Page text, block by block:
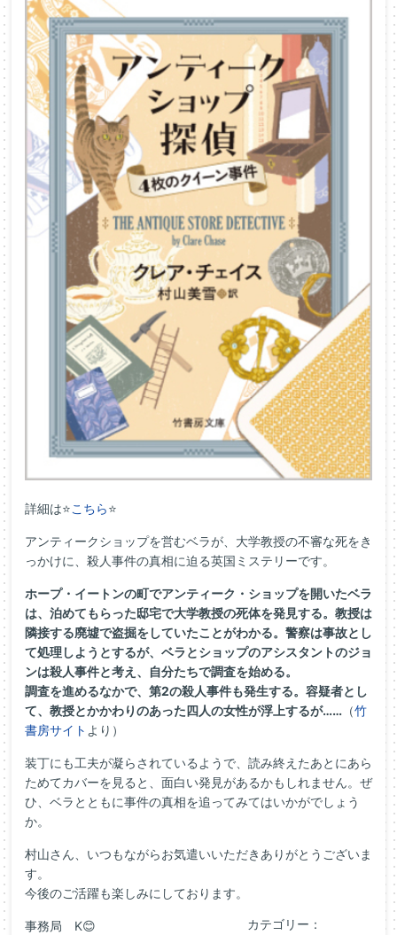
詳細は⭐こちら⭐
アンティークショップを営むベラが、大学教授の不審な死をき
っかけに、殺人事件の真相に迫る英国ミステリーです。
ホープ・イートンの町でアンティーク・ショップを開いたベラ
は、泊めてもらった邸宅で大学教授の死体を発見する。教授は
隣接する廃墟で盗掘をしていたことがわかる。警察は事故とし
て処理しようとするが、ベラとショップのアシスタントのジョ
ンは殺人事件と考え、自分たちで調査を始める。
調査を進めるなかで、第2の殺人事件も発生する。容疑者とし
て、教授とかかわりのあった四人の女性が浮上するが…… （竹
書房サイト より）
装丁にも工夫が凝らされているようで、読み終えたあとにあら
ためてカバーを見ると、面白い発見があるかもしれません。ぜ
ひ、ベラとともに事件の真相を追ってみてはいかがでしょう
か。
村山さん、いつもながらお気遣いいただきありがとうございま
す。
今後のご活躍も楽しみにしております。
事務局 K😊
カテゴリー：